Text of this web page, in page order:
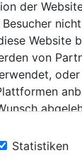
der
Website
von
Cookies.
Statistiken